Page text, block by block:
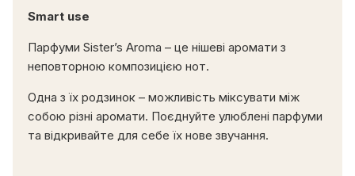
Smart use
Парфуми Sister’s Aroma – це нішеві аромати з
неповторною композицією нот.
Одна з їх родзинок – можливість міксувати між
собою різні аромати. Поєднуйте улюблені парфуми
та відкривайте для себе їх нове звучання.